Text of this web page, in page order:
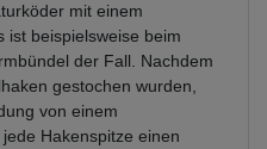
mit einem
ist beispielsweise beim
der Fall. Nachdem
gestochen wurden,
von einem
Hakenspitze einen